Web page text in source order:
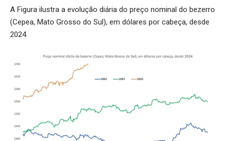
A Figura ilustra a evolução diária do preço nominal do bezerro
(Cepea, Mato Grosso do Sul), em dólares por cabeça, desde
2024.